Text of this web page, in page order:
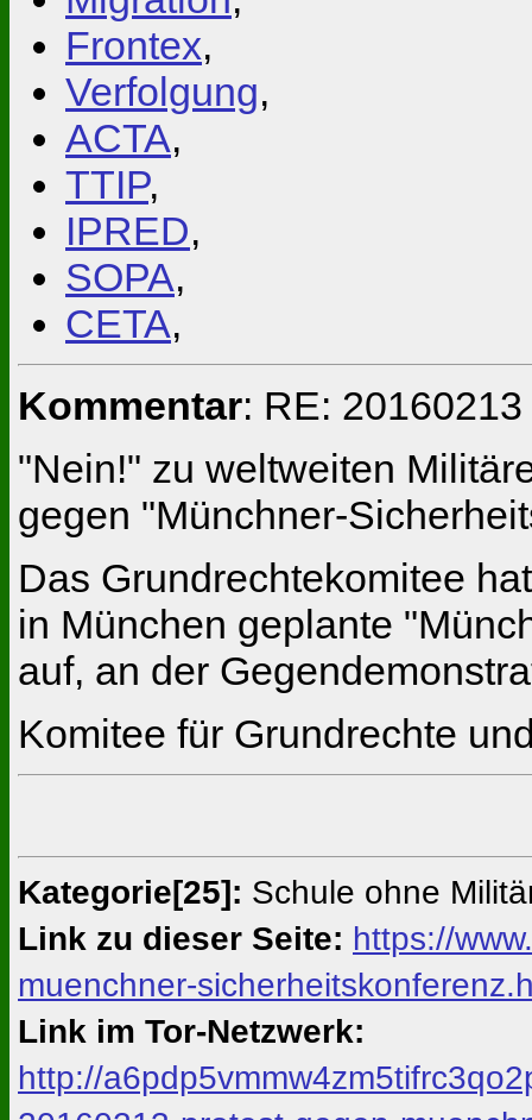
Frontex,
Verfolgung,
ACTA,
TTIP,
IPRED,
SOPA,
CETA,
Kommentar: RE:
"Nein!" zu weltweiten
gegen "Münchner-
Das Grundrechtekomitee
in München geplante
auf, an der
Komitee für Grundrechte
Kategorie[25]: Schule ohne
Link zu dieser Seite: https://
muenchner-
Link im Tor-Netzwerk:
http://